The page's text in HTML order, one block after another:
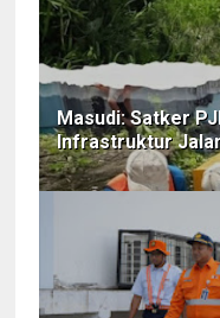
Masudi: Satker
Infrastruktur